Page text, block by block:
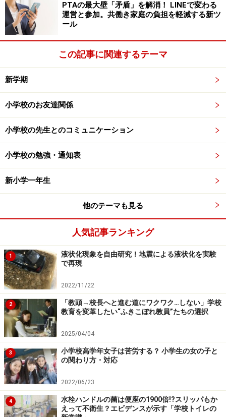
現在、小学校での取り組みが始まった「英語（外国語活
動）」は正にそれが当てはまります。何となく、試験が
あるから英語を勉強しようとしている子どもと、自分が
したいことを実現するために英語を身に付けたいと思っ
ている子どもでは、学びの意欲が違ってきます。
「世界で困っている人を助けたい」「宇宙船のパイロッ
トになりたい」「プロサッカー選手やプロラグビー選手
になって外国で活躍したい」など、こういった子どもの
いの影響を受けます。
「子どもの夢は実現できるとは限らないので、そういっ
たことに力を入れなくとも良い」という考える人もいる
でしょう。確かにそういった面もあるのは事実ですが、
その時その時に真剣に物事に取り組むということはとて
も意味があることなのだと私は考えています。
ラグビー選手になりたいと思い、一生懸命努力をするこ
とは、その子どもの集中力や忍耐力など、様々な能力を
伸ばします。どこかのタイミングでラグビー選手という
夢が破れたとしても、それまでの経験（育ち、学び）
は、次のことにも生きてくるのだと思います。また、周
りの大人（親や教師など）は、生かしていかなければな
らないのだと思います。
子どもが将来の夢を考える時のアドバイス
PTAの最大壁「矛盾」を解消！ LINEで変わる
運営と参加。共働き家庭の負担を軽減する新ツ
ール
この記事に関連するテーマ
新学期
小学校のお友達関係
小学校の先生とのコミュニケーション
小学校の勉強・通知表
新小学一年生
他のテーマも見る
人気記事ランキング
1
液状化現象を自由研究！地震による液状化を実験
で再現
2022/11/22
2
「教頭→校長へと進む道にワクワク…しない」学校
教育を変革したい“ふきこぼれ教員”たちの選択
2025/04/04
3
小学校高学年女子は苦労する？ 小学生の女の子と
の関わり方・対応
2022/06/23
4
水栓ハンドルの菌は便座の1900倍!?スリッパもか
えって不衛生？エビデンスが示す「学校トイレの